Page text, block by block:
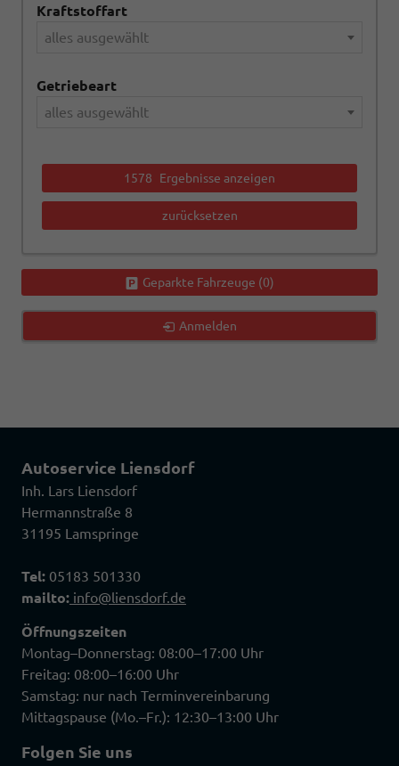
Kraftstoffart
alles ausgewählt
Getriebeart
alles ausgewählt
1578 Ergebnisse anzeigen
zurücksetzen
Geparkte Fahrzeuge (0)
Anmelden
Autoservice Liensdorf
Inh. Lars Liensdorf
Hermannstraße 8
31195 Lamspringe
Tel: 05183 501330
mailto: info@liensdorf.de
Öffnungszeiten
Montag–Donnerstag: 08:00–17:00 Uhr
Freitag: 08:00–16:00 Uhr
Samstag: nur nach Terminvereinbarung
Mittagspause (Mo.–Fr.): 12:30–13:00 Uhr
Folgen Sie uns